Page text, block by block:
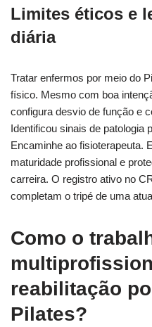
Limites éticos e
diária
Tratar enfermos por meio do
físico. Mesmo com boa
configura desvio de função e
Identificou sinais de patologia
Encaminhe ao fisioterapeuta.
maturidade profissional e
carreira. O registro ativo no
completam o tripé de uma
Como o
reabilitação
Pilates?